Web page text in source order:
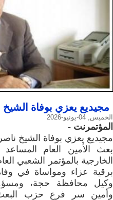
مجيديع يعزي بوفاة
الخميس, 04-يونيو-2026
المؤتمرنت -
مجيديع يعزي بوفاة الشيخ
بعث الأمين العام المساعد
الخارجية بالمؤتمر الشعبي
برقية عزاء ومواساة في
وكيل محافظة حجة،
وأمين سر فرع حزب البعث